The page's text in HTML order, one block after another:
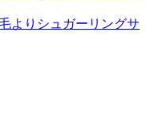
よりシュガーリングサ